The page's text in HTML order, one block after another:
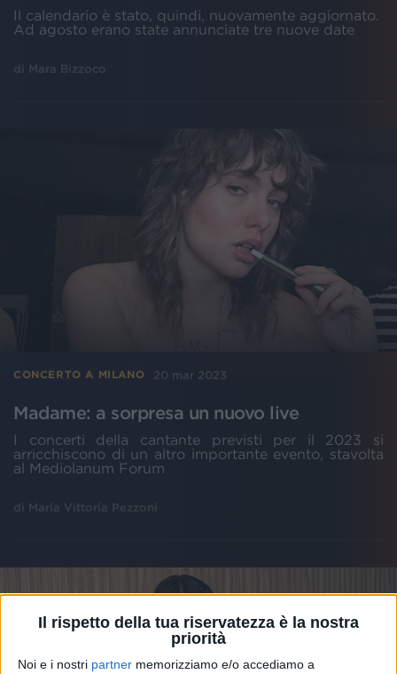
Il rispetto della tua riservatezza è la nostra
priorità
Noi e i nostri partner memorizziamo e/o accediamo a
Il calendario è stato, quindi, nuovamente aggiornato.
Ad agosto erano state annunciate tre nuove date
di Mara Bizzoco
CONCERTO A MILANO 20 mar 2023
Madame: a sorpresa un nuovo live
I concerti della cantante previsti per il 2023 si
arricchiscono di un altro importante evento, stavolta
al Mediolanum Forum
di Maria Vittoria Pezzoni